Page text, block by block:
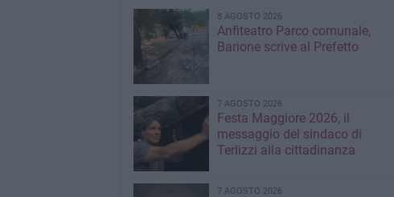
8 AGOSTO 2026
Anfiteatro Parco comunale,
Barione scrive al Prefetto
7 AGOSTO 2026
Festa Maggiore 2026, il
messaggio del sindaco di
Terlizzi alla cittadinanza
7 AGOSTO 2026